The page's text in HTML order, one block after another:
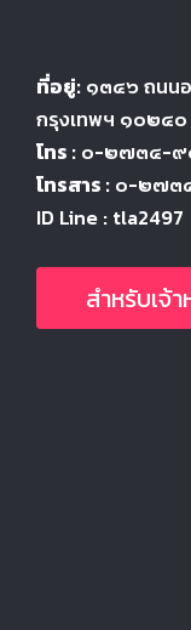
ที่อยู่: ๑๓๔๖ ถนน
กรุงเทพฯ ๑๐๒๔๐
โทร : ๐-๒๗๓๔-
โทรสาร : ๐-๒๗๓
ID Line : tla2497
สำหรับเจ้